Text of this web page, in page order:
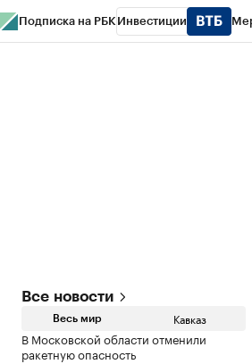
Подписка на РБК Инвестиции
Все новости
Весь мир Кавказ
В Московской области отменили
ракетную опасность